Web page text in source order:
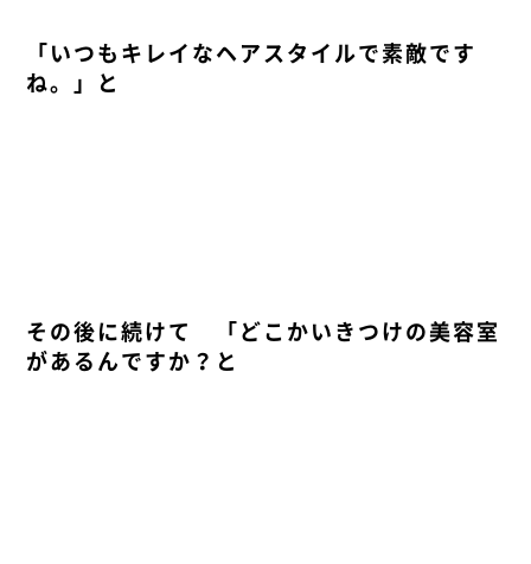
「いつもキレイなヘアスタイルで素敵です
ね。」と
その後に続けて 「どこかいきつけの美容室
があるんですか？と